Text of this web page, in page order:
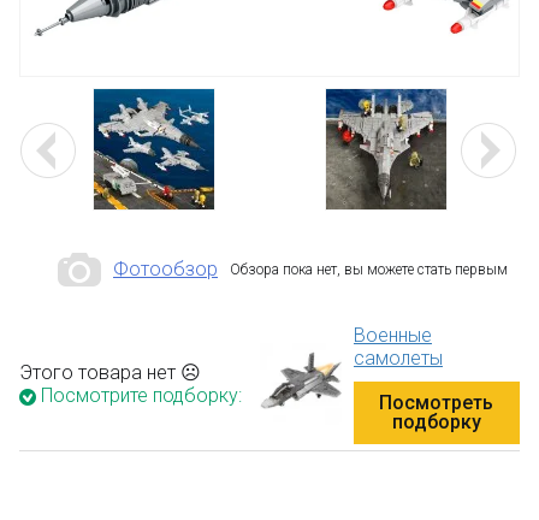
Фотообзор Обзора пока нет, вы можете стать первым
Этого товара нет ☹
Посмотрите подборку:
Военные
самолеты
Посмотреть
подборку